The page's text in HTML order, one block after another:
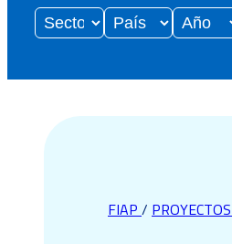
FIAP / PROYECTOS